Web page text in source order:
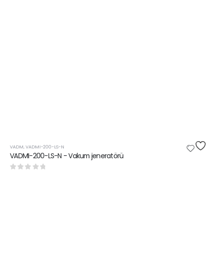
VADM,VADMI-200-LS-N
VADMI-200-LS-N - Vakum jeneratörü